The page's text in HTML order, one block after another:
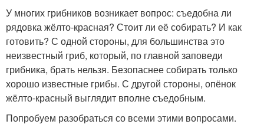
У многих грибников возникает вопрос: съедобна ли
рядовка жёлто-красная? Стоит ли её собирать? И как
готовить? С одной стороны, для большинства это
неизвестный гриб, который, по главной заповеди
грибника, брать нельзя. Безопаснее собирать только
хорошо известные грибы. С другой стороны, опёнок
жёлто-красный выглядит вполне съедобным.
Попробуем разобраться со всеми этими вопросами.